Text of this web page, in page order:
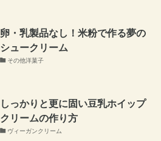
卵・乳製品なし！米粉で作る夢の
シュークリーム
その他洋菓子
しっかりと更に固い豆乳ホイップ
クリームの作り方
ヴィーガンクリーム